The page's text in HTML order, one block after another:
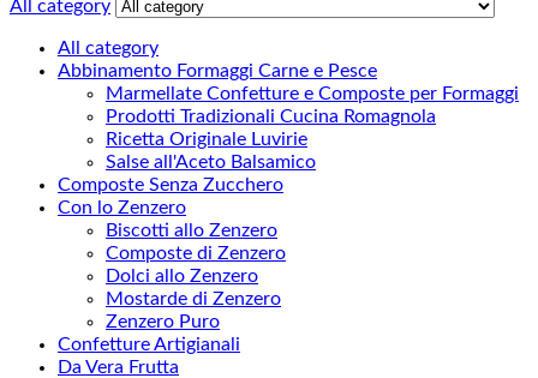
All category
All category
Abbinamento Formaggi Carne e Pesce
Marmellate Confetture e Composte per Formaggi
Prodotti Tradizionali Cucina Romagnola
Ricetta Originale Luvirie
Salse all'Aceto Balsamico
Composte Senza Zucchero
Con lo Zenzero
Biscotti allo Zenzero
Composte di Zenzero
Dolci allo Zenzero
Mostarde di Zenzero
Zenzero Puro
Confetture Artigianali
Da Vera Frutta